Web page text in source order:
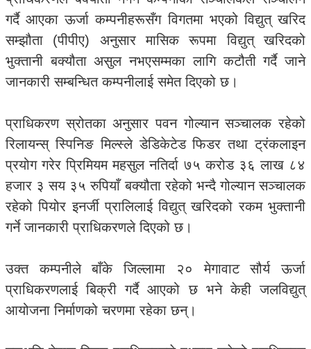
गर्दै आएका ऊर्जा कम्पनीहरूसँग विगतमा भएको विद्युत् खरिद
सम्झौता (पीपीए) अनुसार मासिक रूपमा विद्युत् खरिदको
भुक्तानी बक्यौता असुल नभएसम्मका लागि कटौती गर्दै जाने
जानकारी सम्बन्धित कम्पनीलाई समेत दिएको छ।
प्राधिकरण स्रोतका अनुसार पवन गोल्यान सञ्चालक रहेको
रिलायन्स् स्पिनिङ मिल्स्ले डेडिकेटेड फिडर तथा ट्रंकलाइन
प्रयोग गरेर प्रिमियम महसुल नतिर्दा ७५ करोड ३६ लाख ८४
हजार ३ सय ३५ रुपियाँ बक्यौता रहेको भन्दै गोल्यान सञ्चालक
रहेको पियोर इनर्जी प्रालिलाई विद्युत् खरिदको रकम भुक्तानी
गर्ने जानकारी प्राधिकरणले दिएको छ।
उक्त कम्पनीले बाँके जिल्लामा २० मेगावाट सौर्य ऊर्जा
प्राधिकरणलाई बिक्री गर्दै आएको छ भने केही जलविद्युत्
आयोजना निर्माणको चरणमा रहेका छन्।